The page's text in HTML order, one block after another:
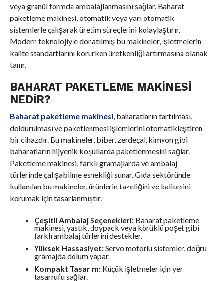
veya granül formda ambalajlanmasını sağlar. Baharat
paketleme makinesi, otomatik veya yarı otomatik
sistemlerle çalışarak üretim süreçlerini kolaylaştırır.
Modern teknolojiyle donatılmış bu makineler, işletmelerin
kalite standartlarını korurken üretkenliği artırmasına olanak
tanır.
BAHARAT PAKETLEME MAKINESI
NEDIR?
Baharat paketleme makinesi, baharatların tartılması,
doldurulması ve paketlenmesi işlemlerini otomatikleştiren
bir cihazdır. Bu makineler, biber, zerdeçal, kimyon gibi
baharatların hijyenik koşullarda paketlenmesini sağlar.
Paketleme makinesi, farklı gramajlarda ve ambalaj
türlerinde çalışabilme esnekliği sunar. Gıda sektöründe
kullanılan bu makineler, ürünlerin tazeliğini ve kalitesini
korumak için tasarlanmıştır.
Çeşitli Ambalaj Seçenekleri:Baharat paketleme
makinesi, yastık, doypack veya körüklü poşet gibi
farklı ambalaj türlerini destekler.
Yüksek Hassasiyet:Servo motorlu sistemler, doğru
gramajda dolum yapar.
Kompakt Tasarım:Küçük işletmeler için yer
tasarrufu sağlar.